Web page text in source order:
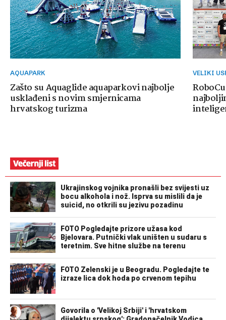
AQUAPARK
Zašto su Aquaglide aquaparkovi najbolje
usklađeni s novim smjernicama
hrvatskog turizma
VELIKI